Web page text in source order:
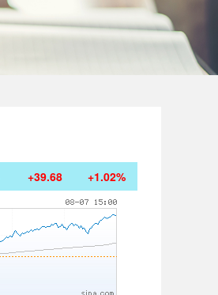
+39.68 +1.02%